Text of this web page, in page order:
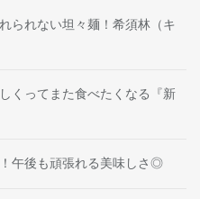
られない坦々麺！希須林（キ
くってまた食べたくなる『新
午後も頑張れる美味しさ◎